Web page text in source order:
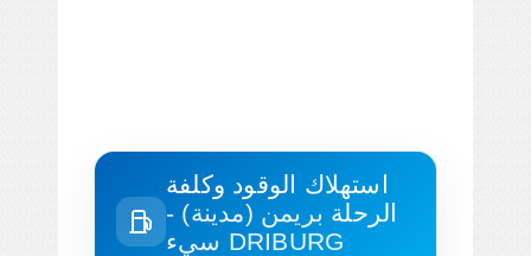
استهلاك الوقود وكلفة
الرحلة بريمن (مدينة) -
سيء DRIBURG